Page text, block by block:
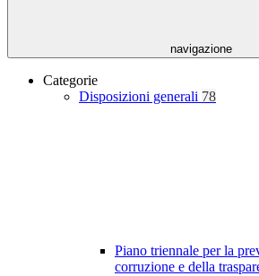
navigazione
Categorie
Disposizioni generali 78
Piano triennale per la
corruzione e della